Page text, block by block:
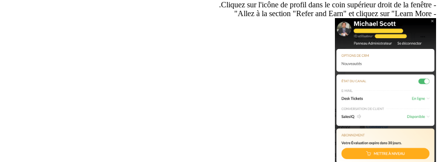
- Cliquez sur l'icône de profil dans le coin supérieur droit de la fenêtre.
- Allez à la section "Refer and Earn" et cliquez sur "Learn More"